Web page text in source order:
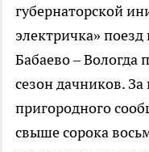
губернаторской
электричка»
Бабаево – Вологда
сезон дачников. За
пригородного
свыше сорока